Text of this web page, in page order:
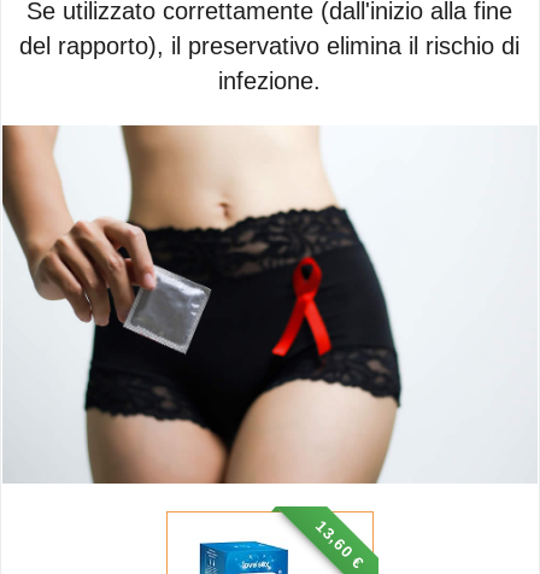
Se utilizzato correttamente (dall'inizio alla fine
del rapporto), il preservativo elimina il rischio di
infezione.
13,60 €